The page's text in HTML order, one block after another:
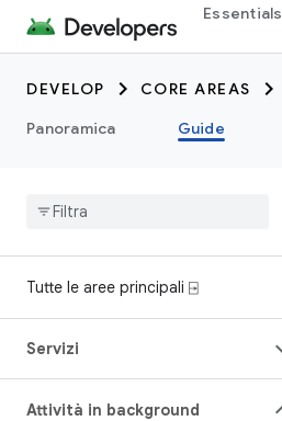
Essentials
DEVELOP CORE AREAS
Panoramica
Guide
Tutte le aree principali ⍈
Servizi
Attività in background